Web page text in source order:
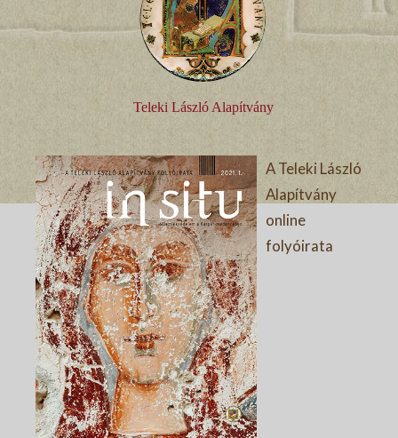
Teleki László Alapítvány
A Teleki László
Alapítvány
online
folyóirata